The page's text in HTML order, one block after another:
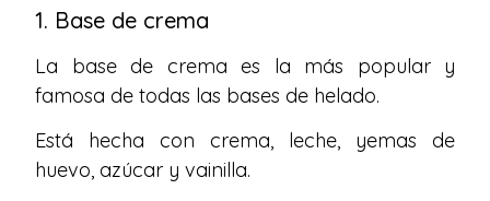
1. Base de crema
La base de crema es la más popular y
famosa de todas las bases de helado.
Está hecha con crema, leche, yemas de
huevo, azúcar y vainilla.